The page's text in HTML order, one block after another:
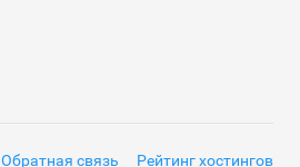
Обратная связь Рейтинг хостингов